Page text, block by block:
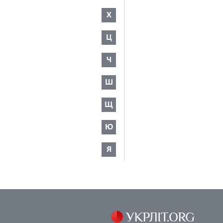
Х
Ц
Ч
Ш
Щ
Ю
Я